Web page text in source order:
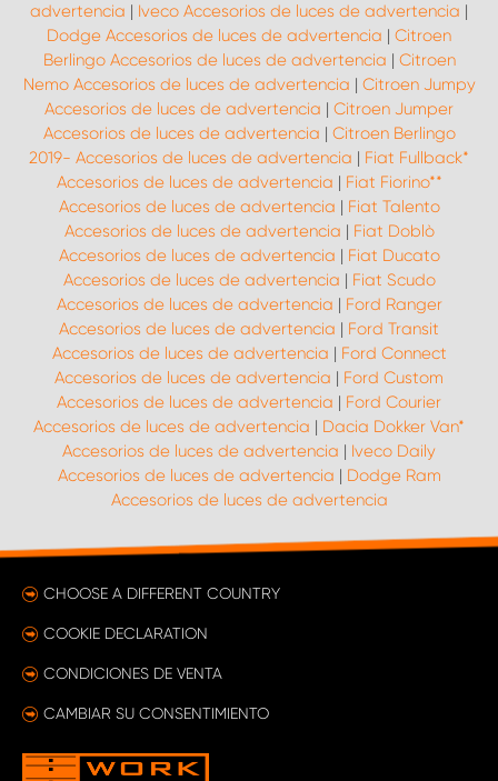
advertencia | Iveco Accesorios de luces de advertencia |
Dodge Accesorios de luces de advertencia | Citroen
Berlingo Accesorios de luces de advertencia | Citroen
Nemo Accesorios de luces de advertencia | Citroen Jumpy
Accesorios de luces de advertencia | Citroen Jumper
Accesorios de luces de advertencia | Citroen Berlingo
2019- Accesorios de luces de advertencia | Fiat Fullback*
Accesorios de luces de advertencia | Fiat Fiorino**
Accesorios de luces de advertencia | Fiat Talento
Accesorios de luces de advertencia | Fiat Doblò
Accesorios de luces de advertencia | Fiat Ducato
Accesorios de luces de advertencia | Fiat Scudo
Accesorios de luces de advertencia | Ford Ranger
Accesorios de luces de advertencia | Ford Transit
Accesorios de luces de advertencia | Ford Connect
Accesorios de luces de advertencia | Ford Custom
Accesorios de luces de advertencia | Ford Courier
Accesorios de luces de advertencia | Dacia Dokker Van*
Accesorios de luces de advertencia | Iveco Daily
Accesorios de luces de advertencia | Dodge Ram
Accesorios de luces de advertencia
CHOOSE A DIFFERENT COUNTRY
COOKIE DECLARATION
CONDICIONES DE VENTA
CAMBIAR SU CONSENTIMIENTO